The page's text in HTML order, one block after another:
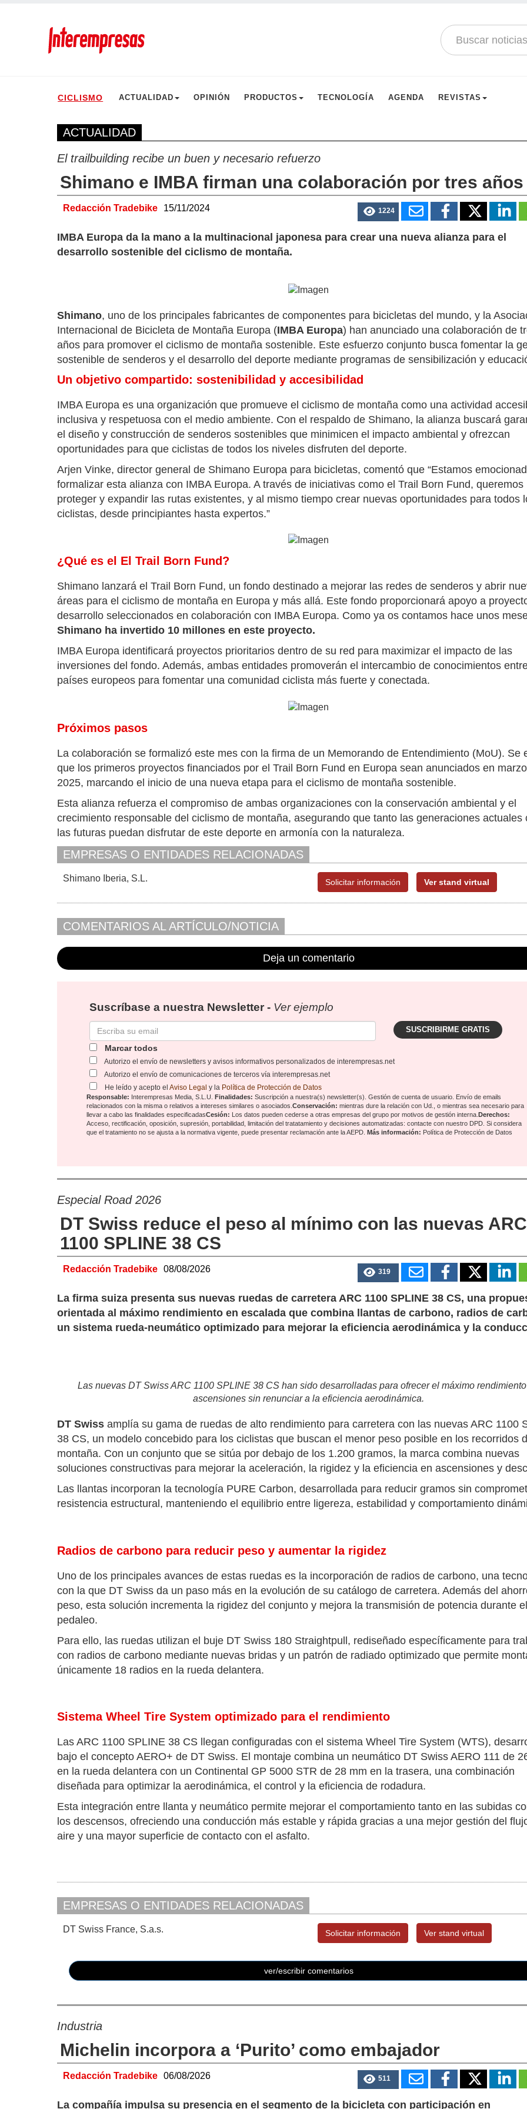
CICLISMO ACTUALIDAD OPINIÓN PRODUCTOS TECNOLOGÍA AGENDA REVISTAS
ACTUALIDAD
El trailbuilding recibe un buen y necesario refuerzo
Shimano e IMBA firman una colaboración por tres años
Redacción Tradebike 15/11/2024 1224
IMBA Europa da la mano a la multinacional japonesa para crear una nueva alianza para el
desarrollo sostenible del ciclismo de montaña.
Shimano, uno de los principales fabricantes de componentes para bicicletas del mundo, y la
Internacional de Bicicleta de Montaña Europa (IMBA Europa) han anunciado una colaboración de
años para promover el ciclismo de montaña sostenible. Este esfuerzo conjunto busca fomentar la
sostenible de senderos y el desarrollo del deporte mediante programas de sensibilización y
Un objetivo compartido: sostenibilidad y accesibilidad
IMBA Europa es una organización que promueve el ciclismo de montaña como una actividad
inclusiva y respetuosa con el medio ambiente. Con el respaldo de Shimano, la alianza buscará
el diseño y construcción de senderos sostenibles que minimicen el impacto ambiental y ofrezcan
oportunidades para que ciclistas de todos los niveles disfruten del deporte.
Arjen Vinke, director general de Shimano Europa para bicicletas, comentó que “Estamos
formalizar esta alianza con IMBA Europa. A través de iniciativas como el Trail Born Fund, queremos
proteger y expandir las rutas existentes, y al mismo tiempo crear nuevas oportunidades para todos
ciclistas, desde principiantes hasta expertos.”
¿Qué es el El Trail Born Fund?
Shimano lanzará el Trail Born Fund, un fondo destinado a mejorar las redes de senderos y abrir
áreas para el ciclismo de montaña en Europa y más allá. Este fondo proporcionará apoyo a
desarrollo seleccionados en colaboración con IMBA Europa. Como ya os contamos hace unos
Shimano ha invertido 10 millones en este proyecto.
IMBA Europa identificará proyectos prioritarios dentro de su red para maximizar el impacto de las
inversiones del fondo. Además, ambas entidades promoverán el intercambio de conocimientos
países europeos para fomentar una comunidad ciclista más fuerte y conectada.
Próximos pasos
La colaboración se formalizó este mes con la firma de un Memorando de Entendimiento (MoU). Se
que los primeros proyectos financiados por el Trail Born Fund en Europa sean anunciados en
2025, marcando el inicio de una nueva etapa para el ciclismo de montaña sostenible.
Esta alianza refuerza el compromiso de ambas organizaciones con la conservación ambiental y el
crecimiento responsable del ciclismo de montaña, asegurando que tanto las generaciones actuales
las futuras puedan disfrutar de este deporte en armonía con la naturaleza.
EMPRESAS O ENTIDADES RELACIONADAS
Shimano Iberia, S.L. Solicitar información Ver stand virtual
COMENTARIOS AL ARTÍCULO/NOTICIA
Deja un comentario
Suscríbase a nuestra Newsletter - Ver ejemplo
SUSCRIBIRME GRATIS
Marcar todos
Autorizo el envío de newsletters y avisos informativos personalizados de interempresas.net
Autorizo el envío de comunicaciones de terceros vía interempresas.net
He leído y acepto elAviso Legal y la Política de Protección de Datos
Responsable: Interempresas Media, S.L.U. Finalidades: Suscripción a nuestra(s) newsletter(s). Gestión de cuenta de usuario. Envío de emails
relacionados con la misma o relativos a intereses similares o asociados.Conservación: mientras dure la relación con Ud., o mientras sea necesario para
llevar a cabo las finalidades especificadasCesión: Los datos pueden cederse a otrasempresas del grupo por motivos de gestión interna. Derechos:
Acceso, rectificación, oposición, supresión, portabilidad, limitación del tratatamiento y decisiones automatizadas:contacte con nuestro DPD. Si considera
que el tratamiento no se ajusta a la normativa vigente, puede presentar reclamación ante laAEPD. Más información: Política de Protección de Datos
Especial Road 2026
DT Swiss reduce el peso al mínimo con las nuevas ARC
1100 SPLINE 38 CS
Redacción Tradebike 08/08/2026 319
La firma suiza presenta sus nuevas ruedas de carretera ARC 1100 SPLINE 38 CS, una
orientada al máximo rendimiento en escalada que combina llantas de carbono, radios de
un sistema rueda-neumático optimizado para mejorar la eficiencia aerodinámica y la
Las nuevas DT Swiss ARC 1100 SPLINE 38 CS han sido desarrolladas para ofrecer el máximo
ascensiones sin renunciar a la eficiencia aerodinámica.
DT Swissamplía su gama de ruedas de alto rendimiento para carretera con las nuevas ARC 1100
38 CS, un modelo concebido para los ciclistas que buscan el menor peso posible en los recorridos
montaña. Con un conjunto que se sitúa por debajo de los 1.200 gramos, la marca combina nuevas
soluciones constructivas para mejorar la aceleración, la rigidez y la eficiencia en ascensiones y
Las llantas incorporan la tecnología PURE Carbon, desarrollada para reducir gramos sin
resistencia estructural, manteniendo el equilibrio entre ligereza, estabilidad y comportamiento
Radios de carbono para reducir peso y aumentar la rigidez
Uno de los principales avances de estas ruedas es la incorporación de radios de carbono, una
con la que DT Swiss da un paso más en la evolución de su catálogo de carretera. Además del
peso, esta solución incrementa la rigidez del conjunto y mejora la transmisión de potencia durante el
pedaleo.
Para ello, las ruedas utilizan el buje DT Swiss 180 Straightpull, rediseñado específicamente para
con radios de carbono mediante nuevas bridas y un patrón de radiado optimizado que permite
únicamente 18 radios en la rueda delantera.
Sistema Wheel Tire System optimizado para el rendimiento
Las ARC 1100 SPLINE 38 CS llegan configuradas con el sistema Wheel Tire System (WTS),
bajo el concepto AERO+ de DT Swiss. El montaje combina un neumático DT Swiss AERO 111 de
en la rueda delantera con un Continental GP 5000 STR de 28 mm en la trasera, una combinación
diseñada para optimizar la aerodinámica, el control y la eficiencia de rodadura.
Esta integración entre llanta y neumático permite mejorar el comportamiento tanto en las subidas
los descensos, ofreciendo una conducción más estable y rápida gracias a una mejor gestión del
aire y una mayor superficie de contacto con el asfalto.
EMPRESAS O ENTIDADES RELACIONADAS
DT Swiss France, S.a.s. Solicitar información Ver stand virtual
ver/escribir comentarios
Industria
Michelin incorpora a ‘Purito’ como embajador
Redacción Tradebike 06/08/2026 511
La compañía impulsa su presencia en el segmento de la bicicleta con participación en
22/07/2026